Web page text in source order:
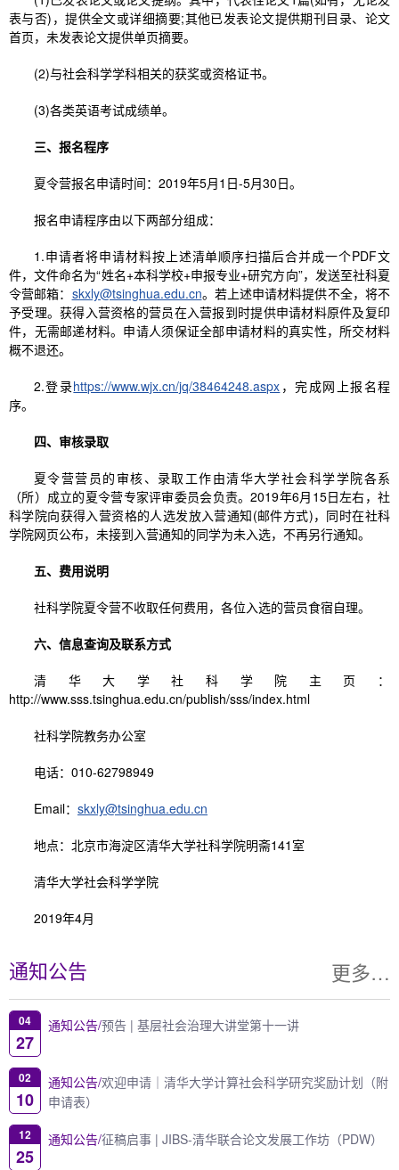
通知公告 更多…
04
27
通知公告/预告 | 基层社会治理大讲堂第十一讲
02
10
通知公告/欢迎申请｜清华大学计算社会科学研究奖励计划（附
申请表）
12
25
通知公告/征稿启事 | JIBS-清华联合论文发展工作坊（PDW）
表与否)，提供全文或详细摘要;其他已发表论文提供期刊目录、论文
首页，未发表论文提供单页摘要。
(2)与社会科学学科相关的获奖或资格证书。
(3)各类英语考试成绩单。
三、报名程序
夏令营报名申请时间：2019年5月1日-5月30日。
报名申请程序由以下两部分组成：
1.申请者将申请材料按上述清单顺序扫描后合并成一个PDF文
件，文件命名为“姓名+本科学校+申报专业+研究方向”，发送至社科夏
令营邮箱： skxly@tsinghua.edu.cn。若上述申请材料提供不全，将不
予受理。获得入营资格的营员在入营报到时提供申请材料原件及复印
件，无需邮递材料。申请人须保证全部申请材料的真实性，所交材料
概不退还。
2.登录https://www.wjx.cn/jq/38464248.aspx ，完成网上报名程
序。
四、审核录取
夏令营营员的审核、录取工作由清华大学社会科学学院各系
（所）成立的夏令营专家评审委员会负责。2019年6月15日左右，社
科学院向获得入营资格的人选发放入营通知(邮件方式)，同时在社科
学院网页公布，未接到入营通知的同学为未入选，不再另行通知。
五、费用说明
社科学院夏令营不收取任何费用，各位入选的营员食宿自理。
六、信息查询及联系方式
清华大学社科学院主页：
http://www.sss.tsinghua.edu.cn/publish/sss/index.html
社科学院教务办公室
电话：010-62798949
Email： skxly@tsinghua.edu.cn
地点：北京市海淀区清华大学社科学院明斋141室
清华大学社会科学学院
2019年4月